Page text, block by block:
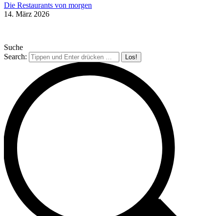
Die Restaurants von morgen
14. März 2026
Suche
Search: